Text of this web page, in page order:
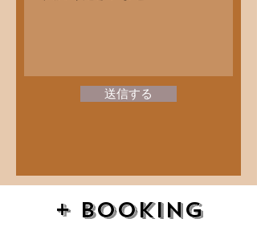
送信する
+ Booking